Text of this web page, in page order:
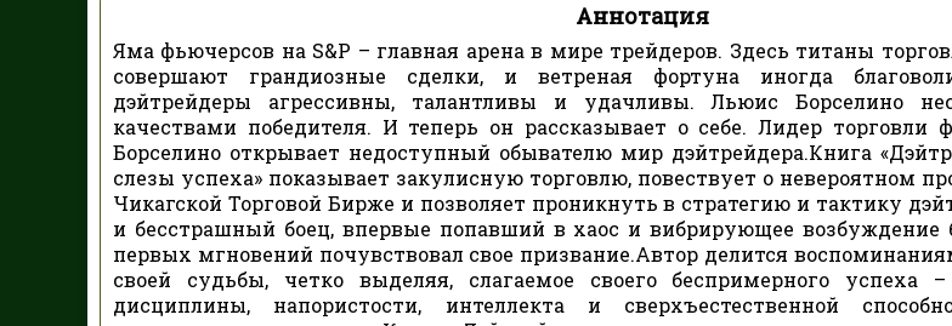
Аннотация
Яма фьючерсов на S&P – главная арена в мире трейдеров. Здесь титаны
совершают грандиозные сделки, и ветреная фортуна иногда
дэйтрейдеры агрессивны, талантливы и удачливы. Льюис Борселино
качествами победителя. И теперь он рассказывает о себе. Лидер торговли
Борселино открывает недоступный обывателю мир дэйтрейдера.Книга
слезы успеха» показывает закулисную торговлю, повествует о невероятном
Чикагской Торговой Бирже и позволяет проникнуть в стратегию и тактику
и бесстрашный боец, впервые попавший в хаос и вибрирующее возбуждение
первых мгновений почувствовал свое призвание.Автор делится
своей судьбы, четко выделяя, слагаемое своего беспримерного успеха
дисциплины, напористости, интеллекта и сверхъестественной